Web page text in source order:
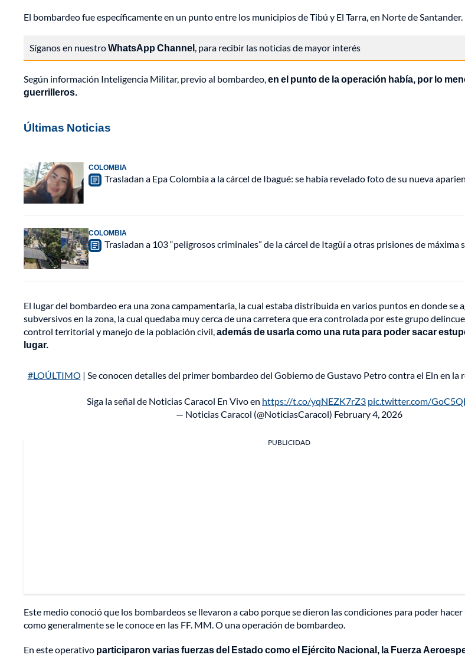
El bombardeo fue específicamente en un punto entre los municipios de Tibú y El Tarra, en Norte de Santander.
Síganos en nuestroWhatsApp Channel, para recibir las noticias de mayor interés
Según información Inteligencia Militar, previo al bombardeo,en el punto de la operación había, por lo
guerrilleros.
Últimas Noticias
COLOMBIA
Trasladan a Epa Colombia a la cárcel de Ibagué: se había revelado foto de su nueva
COLOMBIA
Trasladan a 103 “peligrosos criminales” de la cárcel de Itagüí a otras prisiones de máxima
El lugar del bombardeo era una zona campamentaria, la cual estaba distribuida en varios puntos en donde se
subversivos en la zona, la cual quedaba muy cerca de una carretera que era controlada por este grupo
control territorial y manejo de la población civil,además de usarla como una ruta para poder sacar
lugar.
#LOÚLTIMO | Se conocen detalles del primer bombardeo del Gobierno de Gustavo Petro contra el Eln en la
Siga la señal de Noticias Caracol En Vivo en https://t.co/yqNEZK7rZ3 pic.twitter.com/
— Noticias Caracol (@NoticiasCaracol) February 4, 2026
PUBLICIDAD
Este medio conoció que los bombardeos se llevaron a cabo porque se dieron las condiciones para poder
como generalmente se le conoce en las FF. MM. O una operación de bombardeo.
En este operativo participaron varias fuerzas del Estado como el Ejército Nacional, la Fuerza